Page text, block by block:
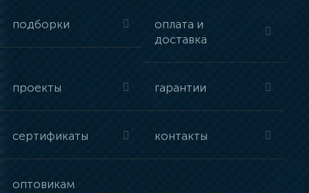
подборки
оплата и
доставка
проекты гарантии
сертификаты контакты
оптовикам